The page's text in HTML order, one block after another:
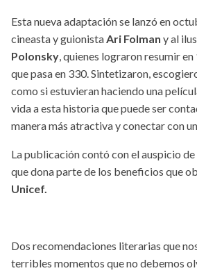
Esta nueva adaptación se lanzó en
cineasta y guionista Ari Folman y al
Polonsky , quienes lograron resumir
que pasa en 330. Sintetizaron,
como si estuvieran haciendo una
vida a esta historia que puede ser
manera más atractiva y conectar con
La publicación contó con el auspicio de
que dona parte de los beneficios que
Unicef.
Dos recomendaciones literarias que
terribles momentos que no debemos